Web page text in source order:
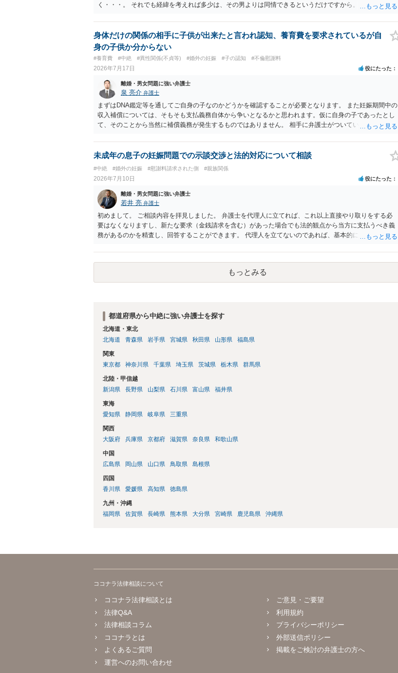
く・・・。 それでも経緯を考えれば多少は、その男よりは同情できるというだけですから。
身体だけの関係の相手に子供が出来たと言われ認知、養育費を要求されているが自
身の子供か分からない
#養育費 #中絶 #異性関係(不貞等) #婚外の妊娠 #子の認知 #不倫慰謝料
2026年7月17日 役にたった
離婚・男女問題に強い弁護士
泉 亮介 弁護士
まずはDNA鑑定等を通してご自身の子なのかどうかを確認することが必要となります。 また妊娠期間中の
収入補償については、そもそも支払義務自体から争いとなるかと思われます。仮に自身の子であったとし
て、そのことから当然に補償義務が発生するものではありません。 相手に弁護士がついているということ
う。
未成年の息子の妊娠問題での示談交渉と法的対応について相談
#中絶 #婚外の妊娠 #慰謝料請求された側 #親族関係
2026年7月10日 役にたった
離婚・男女問題に強い弁護士
若井 亮 弁護士
初めまして。 ご相談内容を拝見しました。 弁護士を代理人に立てれば、これ以上直接やり取りをする必
要はなくなりますし、新たな要求（金銭請求を含む）があった場合でも法的観点から当方に支払うべき義
務があるのかを精査し、回答することができます。 代理人を立てないのであれば、基本的にはご自身で対
特に重要な点としては、合意事項以外には貸し借りが無いことを確認する条項（清算条項）をきちんと盛
り込んでおくことです。 お金を払うにしても、紛争が蒸し返されないよう、合意書を作成して取り交わす
もっとみる
都道府県から中絶に強い弁護士を探す
北海道・東北
北海道
青森県 岩手県 宮城県 秋田県 山形県 福島県
関東
東京都
神奈川県 千葉県 埼玉県 茨城県 栃木県 群馬県
北陸・甲信越
新潟県
長野県 山梨県 石川県 富山県 福井県
東海
愛知県
静岡県 岐阜県 三重県
関西
大阪府
兵庫県 京都府 滋賀県 奈良県 和歌山県
中国
広島県
岡山県 山口県 鳥取県 島根県
四国
香川県
愛媛県 高知県 徳島県
九州・沖縄
福岡県
佐賀県 長崎県 熊本県 大分県 宮崎県 鹿児島県 沖縄県
ココナラ法律相談について
ココナラ法律相談とは
法律Q&A
法律相談コラム
ココナラとは
よくあるご質問
運営へのお問い合わせ
ご意見・ご要望
利用規約
プライバシーポリシー
外部送信ポリシー
掲載をご検討の弁護士の方へ